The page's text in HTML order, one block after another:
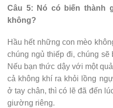
Câu 5: Nó có biến thành
không?
Hầu hết những con mèo
chúng ngủ thiếp đi, chúng
Nếu bạn thức dậy với một
cả không khí ra khỏi lồng
ở tay chân, thì có lẽ đã đến
giường riêng.